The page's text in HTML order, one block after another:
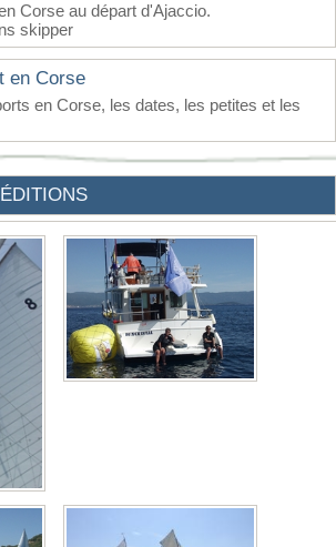
Corse au départ d'Ajaccio.
skipper
en Corse
en Corse, les dates, les petites et les